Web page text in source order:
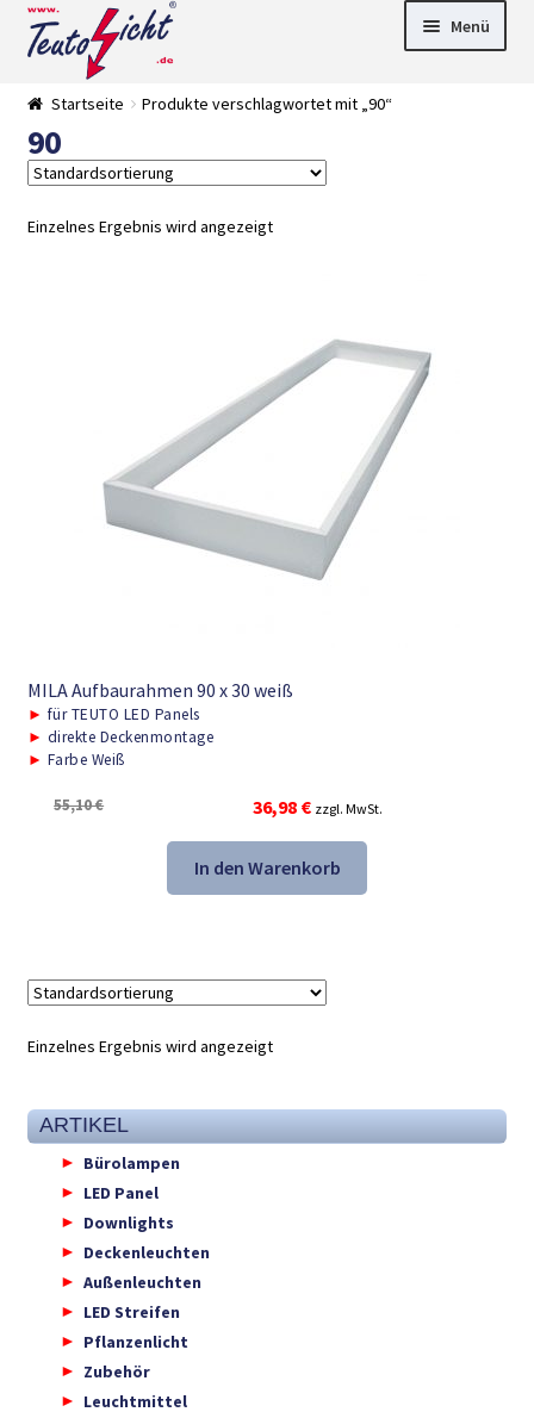
Zur
Navigation
springen
Springe
zum
Menü
Startseite Produkte verschlagwortet mit „90“
90
Einzelnes Ergebnis wird angezeigt
MILA Aufbaurahmen 90 x 30 weiß
► für TEUTO LED Panels
► direkte Deckenmontage
► Farbe Weiß
55,10€
Ursprünglicher
Preis
war:
55,10 €
36,98 €Aktueller
Preis
ist:
36,98 €.
zzgl. MwSt.
In den Warenkorb
Einzelnes Ergebnis wird angezeigt
ARTIKEL
Bürolampen
LED Panel
Downlights
Deckenleuchten
Außenleuchten
LED Streifen
Pflanzenlicht
Zubehör
Leuchtmittel